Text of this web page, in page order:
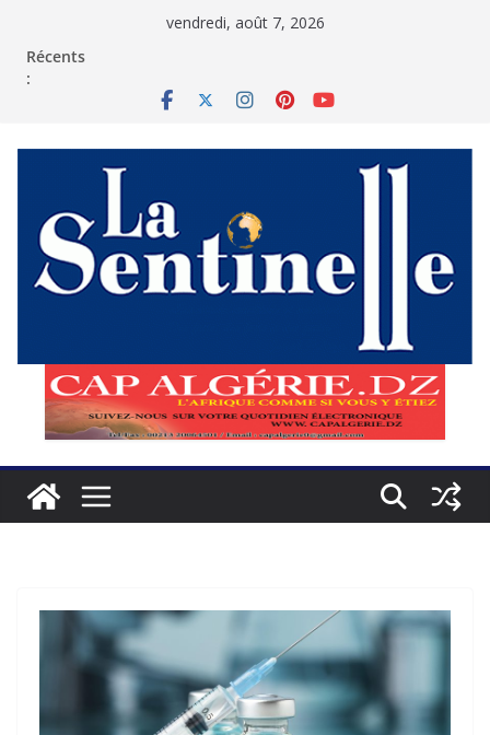
vendredi, août 7, 2026
Récents
: